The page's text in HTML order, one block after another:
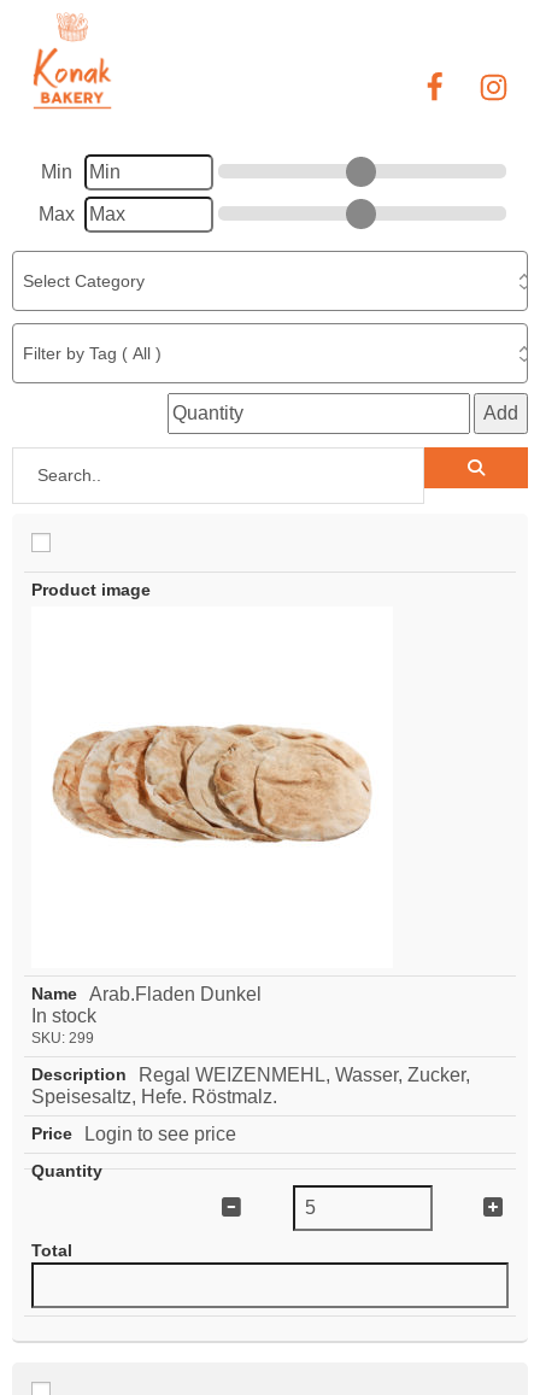
Min
Max
Add
Arab.Fladen Dunkel
In stock
SKU: 299
Regal WEIZENMEHL, Wasser, Zucker,
Speisesaltz, Hefe. Röstmalz.
Login to see price